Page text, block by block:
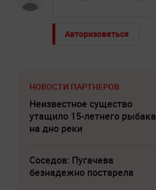
Авторизоваться
НОВОСТИ ПАРТНЕРОВ
Неизвестное существо
утащило 15-летнего рыбака
на дно реки
Соседов: Пугачева
безнадежно постарела